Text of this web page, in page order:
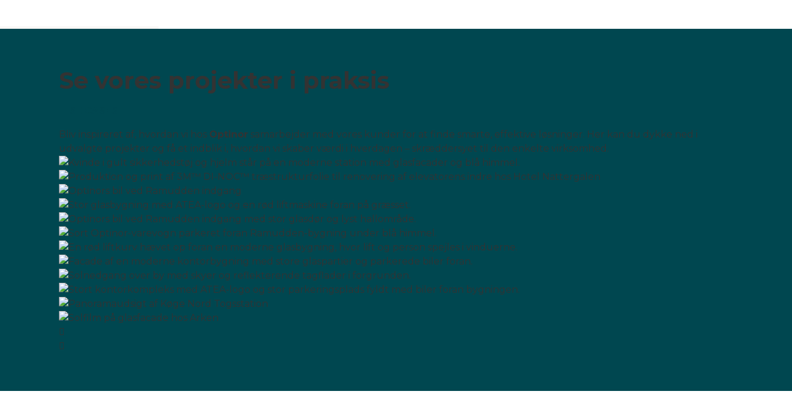
Se vores projekter i praksis
Bliv inspireret af, hvordan vi hos Optinor samarbejder med vores kunder for at finde smarte, effektive løsninger. Her kan du dykke ned i
udvalgte projekter og få et indblik i, hvordan vi skaber værdi i hverdagen – skræddersyet til den enkelte virksomhed.